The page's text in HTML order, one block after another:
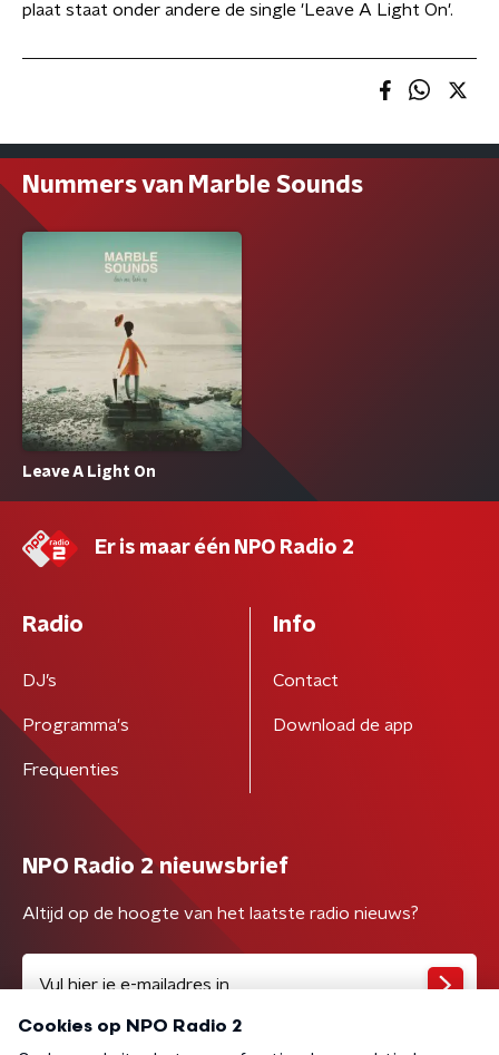
plaat staat onder andere de single 'Leave A Light On'.
Nummers van Marble Sounds
Leave A Light On
Er is maar één NPO Radio 2
Radio
DJ’s
Programma's
Frequenties
Info
Contact
Download de app
NPO Radio 2 nieuwsbrief
Altijd op de hoogte van het laatste radio nieuws?